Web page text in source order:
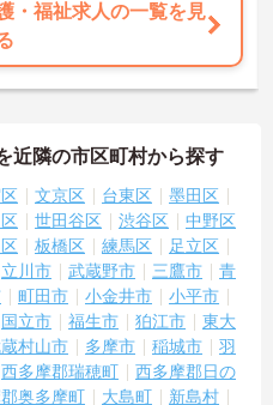
・福祉求人の一覧を見
近隣の市区町村から探す
文京区 台東区
墨田区
世田谷区 渋谷区
中野区
板橋区 練馬区
足立区
立川市 武蔵野市 三鷹市
青
町田市 小金井市
小平市
国立市 福生市 狛江市
東大
村山市 多摩市 稲城市
羽
西多摩郡瑞穂町
西多摩郡日の
奥多摩町 大島町
新島村